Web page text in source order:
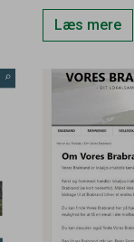
Læs mere